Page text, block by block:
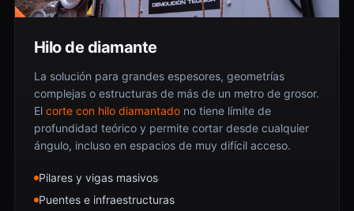
Hilo de diamante
La solución para grandes espesores, geometrías
complejas o estructuras de más de un metro de grosor.
El corte con hilo diamantadono tiene límite de
profundidad teórico y permite cortar desde cualquier
ángulo, incluso en espacios de muy difícil acceso.
Pilares y vigas masivos
Puentes e infraestructuras